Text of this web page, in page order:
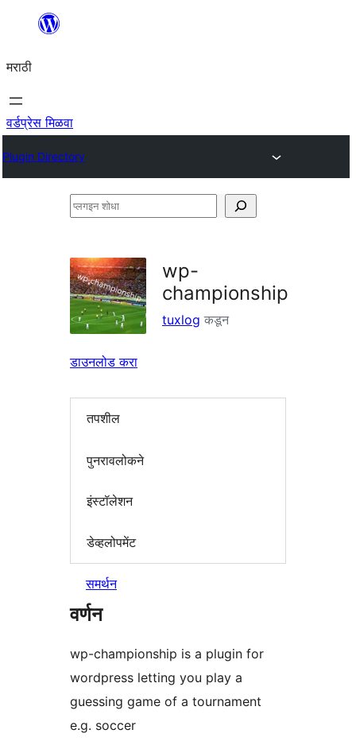
सामुग्रीवर
मराठी
वर्डप्रेस मिळवा
Plugin Directory
प्लगइन
wp-
championship
tuxlog कडून
डाउनलोड करा
तपशील
पुनरावलोकने
इंस्टॉलेशन
डेव्हलोपमेंट
समर्थन
वर्णन
wp-championship is a plugin for
wordpress letting you play a
guessing game of a tournament
e.g. soccer